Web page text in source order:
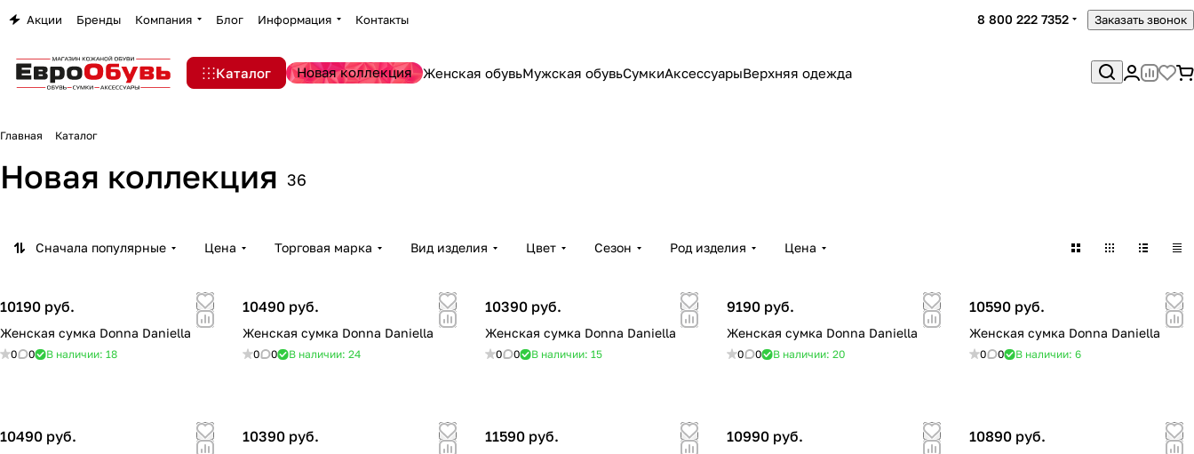
Акции Бренды Компания Блог Информация Контакты 8 800 222 7352 Заказать звонок
Каталог Новая коллекция Женская обувьМужская обувьСумкиАксессуарыВерхняя одежда
Главная Каталог
Новая коллекция 36
Сначала популярные Цена Торговая марка Вид изделия Цвет Сезон Род изделия Цена
10190 руб.
Женская сумка Donna Daniella
0 0 В наличии: 18
10490 руб.
Женская сумка Donna Daniella
0 0 В наличии: 24
10390 руб.
Женская сумка Donna Daniella
0 0 В наличии: 15
9190 руб.
Женская сумка Donna Daniella
0 0 В наличии: 20
10590 руб.
Женская сумка Donna Daniella
0 0 В наличии: 6
10490 руб. 10390 руб. 11590 руб. 10990 руб. 10890 руб.